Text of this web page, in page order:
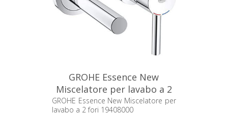
GROHE Essence New
Miscelatore per lavabo a 2
fori 19408000
GROHE Essence New Miscelatore per
lavabo a 2 fori 19408000